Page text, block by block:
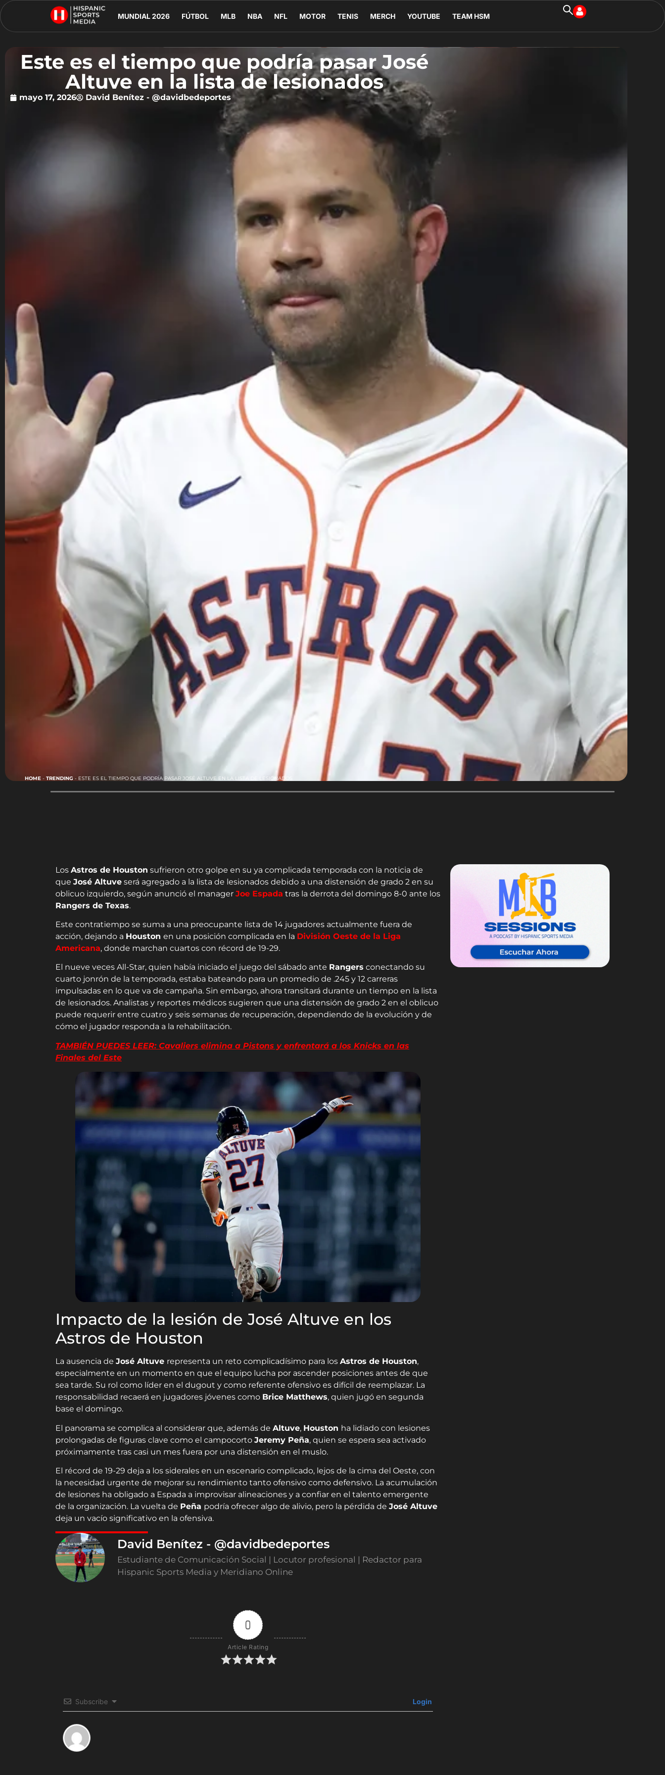
MUNDIAL 2026 FÚTBOL MLB NBA NFL MOTOR TENIS MERCH YOUTUBE TEAM HSM
Este es el tiempo que podría pasar José
Altuve en la lista de lesionados
mayo 17, 2026 David Benítez - @davidbedeportes
HOME- TRENDING - ESTE ES EL TIEMPO QUE PODRÍA PASAR JOSÉ ALTUVE EN LA LISTA DE LESIONADOS
Los Astros de Houston sufrieron otro golpe en su ya complicada temporada con la noticia de
que José Altuve será agregado a la lista de lesionados debido a una distensión de grado 2 en su
oblicuo izquierdo, según anunció el manager Joe Espada tras la derrota del domingo 8-0 ante los
Rangers de Texas.
Este contratiempo se suma a una preocupante lista de 14 jugadores actualmente fuera de
acción, dejando a Houston en una posición complicada en la División Oeste de la Liga
Americana, donde marchan cuartos con récord de 19-29.
El nueve veces All-Star, quien había iniciado el juego del sábado ante Rangers conectando su
cuarto jonrón de la temporada, estaba bateando para un promedio de .245 y 12 carreras
impulsadas en lo que va de campaña. Sin embargo, ahora transitará durante un tiempo en la lista
de lesionados. Analistas y reportes médicos sugieren que una distensión de grado 2 en el oblicuo
puede requerir entre cuatro y seis semanas de recuperación, dependiendo de la evolución y de
cómo el jugador responda a la rehabilitación.
TAMBIÉN PUEDES LEER: Cavaliers elimina a Pistons y enfrentará a los Knicks en las
Finales del Este
Impacto de la lesión de José Altuve en los
Astros de Houston
La ausencia de José Altuve representa un reto complicadísimo para los Astros de Houston,
especialmente en un momento en que el equipo lucha por ascender posiciones antes de que
sea tarde. Su rol como líder en el dugout y como referente ofensivo es difícil de reemplazar. La
responsabilidad recaerá en jugadores jóvenes como Brice Matthews, quien jugó en segunda
base el domingo.
El panorama se complica al considerar que, además de Altuve, Houston ha lidiado con lesiones
prolongadas de figuras clave como el campocorto Jeremy Peña, quien se espera sea activado
próximamente tras casi un mes fuera por una distensión en el muslo.
El récord de 19-29 deja a los siderales en un escenario complicado, lejos de la cima del Oeste, con
la necesidad urgente de mejorar su rendimiento tanto ofensivo como defensivo. La acumulación
de lesiones ha obligado a Espada a improvisar alineaciones y a confiar en el talento emergente
de la organización. La vuelta de Peña podría ofrecer algo de alivio, pero la pérdida de José Altuve
deja un vacío significativo en la ofensiva.
David Benítez - @davidbedeportes
Estudiante de Comunicación Social | Locutor profesional | Redactor para
Hispanic Sports Media y Meridiano Online
0
Article Rating
Subscribe Login